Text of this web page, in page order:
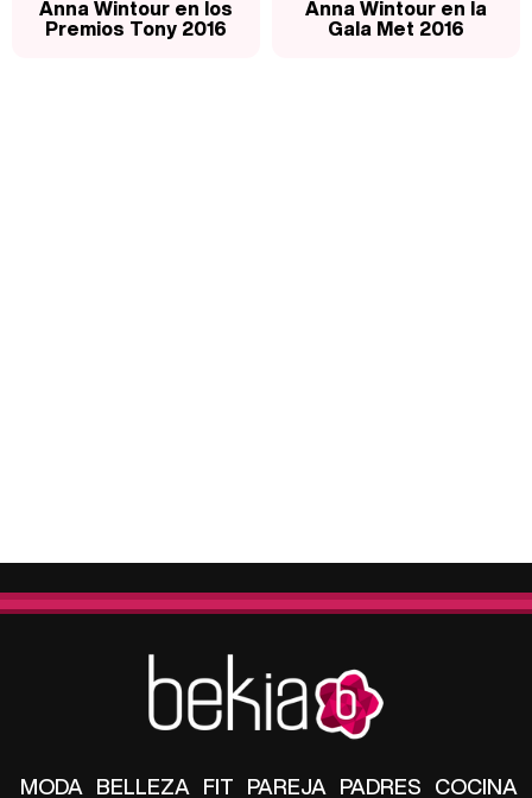
Anna Wintour en los
Premios Tony 2016
Anna Wintour en la
Gala Met 2016
MODA BELLEZA FIT PAREJA PADRES COCINA